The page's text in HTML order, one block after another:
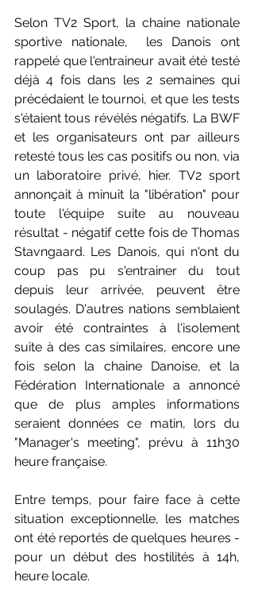
Selon TV2 Sport, la chaine nationale
sportive nationale,  les Danois ont
rappelé que l'entraineur avait été testé
déjà 4 fois dans les 2 semaines qui
précédaient le tournoi, et que les tests
s'étaient tous révélés négatifs. La BWF
et les organisateurs ont par ailleurs
retesté tous les cas positifs ou non, via
un laboratoire privé, hier. TV2 sport
annonçait à minuit la "libération" pour
toute l'équipe suite au nouveau
résultat - négatif cette fois de Thomas
Stavngaard. Les Danois, qui n'ont du
coup pas pu s'entrainer du tout
depuis leur arrivée, peuvent être
soulagés. D'autres nations semblaient
avoir été contraintes à l'isolement
suite à des cas similaires, encore une
fois selon la chaine Danoise, et la
Fédération Internationale a annoncé
que de plus amples informations
seraient données ce matin, lors du
"Manager's meeting", prévu à 11h30
heure française.
Entre temps, pour faire face à cette
situation exceptionnelle, les matches
ont été reportés de quelques heures -
pour un début des hostilités à 14h,
heure locale.